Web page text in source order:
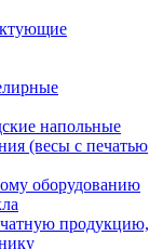
напольные
(весы с печатью
оборудованию
продукцию,